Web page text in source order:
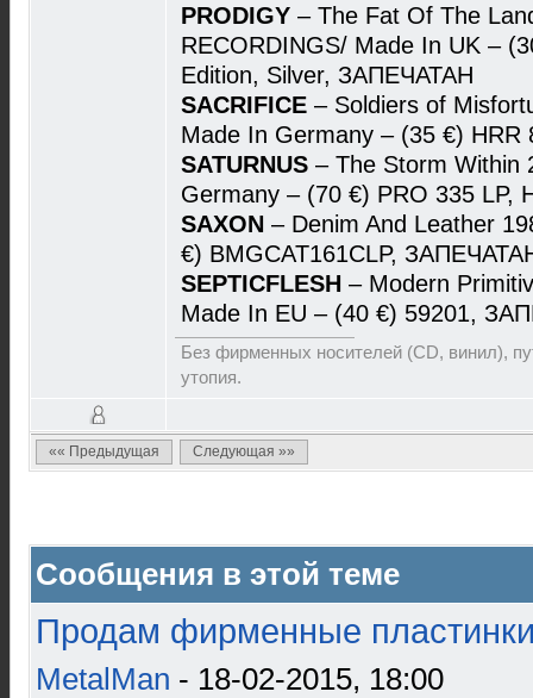
PRODIGY – The Fat Of The
RECORDINGS/ Made In UK –
Edition, Silver, ЗАПЕЧАТАН
SACRIFICE – Soldiers of
Made In Germany – (35 €)
SATURNUS – The Storm Within
Germany – (70 €) PRO 335
SAXON – Denim And Leather
€) BMGCAT161CLP,
SEPTICFLESH – Modern
Made In EU – (40 €) 59201,
Без фирменных носителей (CD, винил),
утопия.
«« Предыдущая Следующая »»
Сообщения в этой теме
Продам фирменные
MetalMan - 18-02-2015, 18:00